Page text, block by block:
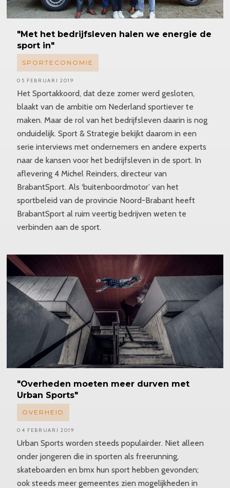
"Met het bedrijfsleven halen we energie de
sport in"
Het Sportakkoord, dat deze zomer werd gesloten,
blaakt van de ambitie om Nederland sportiever te
maken. Maar de rol van het bedrijfsleven daarin is nog
onduidelijk. Sport & Strategie bekijkt daarom in een
serie interviews met ondernemers en andere experts
naar de kansen voor het bedrijfsleven in de sport. In
aflevering 4 Michel Reinders, directeur van
BrabantSport. Als ‘buitenboordmotor’ van het
sportbeleid van de provincie Noord-Brabant heeft
BrabantSport al ruim veertig bedrijven weten te
verbinden aan de sport.
SPORTECONOMIE
05 FEBRUARI 2019
"Overheden moeten meer durven met
Urban Sports"
Urban Sports worden steeds populairder. Niet alleen
onder jongeren die in sporten als freerunning,
skateboarden en bmx hun sport hebben gevonden;
ook steeds meer gemeentes zien mogelijkheden in
OVERHEID
04 FEBRUARI 2019